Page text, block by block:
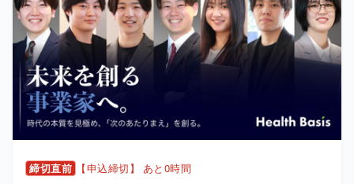
締切直前 【申込締切】 あと0時間